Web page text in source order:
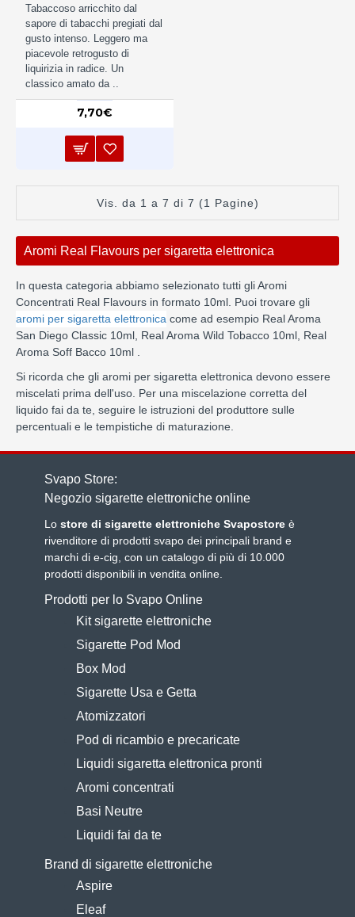
Tabaccoso arricchito dal
sapore di tabacchi pregiati dal
gusto intenso. Leggero ma
piacevole retrogusto di
liquirizia in radice. Un
classico amato da ..
7,70€
Vis. da 1 a 7 di 7 (1 Pagine)
Aromi Real Flavours per sigaretta elettronica
In questa categoria abbiamo selezionato tutti gli Aromi
Concentrati Real Flavours in formato 10ml. Puoi trovare gli
aromi per sigaretta elettronica come ad esempio Real Aroma
San Diego Classic 10ml, Real Aroma Wild Tobacco 10ml, Real
Aroma Soff Bacco 10ml .
Si ricorda che gli aromi per sigaretta elettronica devono essere
miscelati prima dell'uso. Per una miscelazione corretta del
liquido fai da te, seguire le istruzioni del produttore sulle
percentuali e le tempistiche di maturazione.
Svapo Store:
Negozio sigarette elettroniche online
Lostore di sigarette elettroniche Svapostoreè
rivenditore di prodotti svapo dei principali brand e
marchi di e-cig, con un catalogo di più di 10.000
prodotti disponibili in vendita online.
Prodotti per lo Svapo Online
Kit sigarette elettroniche
Sigarette Pod Mod
Box Mod
Sigarette Usa e Getta
Atomizzatori
Pod di ricambio e precaricate
Liquidi sigaretta elettronica pronti
Aromi concentrati
Basi Neutre
Liquidi fai da te
Brand di sigarette elettroniche
Aspire
Eleaf